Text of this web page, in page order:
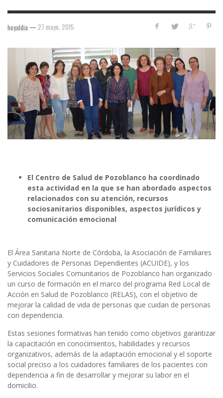
hoyaldia — 27 mayo, 2015
El Centro de Salud de Pozoblanco ha coordinado
esta actividad en la que se han abordado aspectos
relacionados con su atención, recursos
sociosanitarios disponibles, aspectos jurídicos y
comunicación emocional
El Área Sanitaria Norte de Córdoba, la Asociación de Familiares
y Cuidadores de Personas Dependientes (ACUIDE), y los
Servicios Sociales Comunitarios de Pozoblanco han organizado
un curso de formación en el marco del programa Red Local de
Acción en Salud de Pozoblanco (RELAS), con el objetivo de
mejorar la calidad de vida de personas que cuidan de personas
con dependencia.
Estas sesiones formativas han tenido como objetivos garantizar
la capacitación en conocimientos, habilidades y recursos
organizativos, además de la adaptación emocional y el soporte
social preciso a los cuidadores familiares de los pacientes con
dependencia a fin de desarrollar y mejorar su labor en el
domicilio.